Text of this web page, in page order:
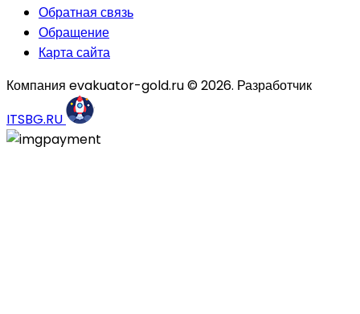
Обратная связь
Обращение
Карта сайта
Компания evakuator-gold.ru © 2026. Разработчик
ITSBG.RU